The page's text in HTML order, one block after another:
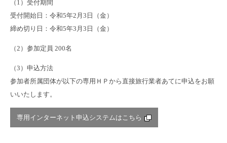
（1）受付期間
受付開始日：令和5年2月3日（金）
締め切り日：令和5年3月3日（金）
（2）参加定員 200名
（3）申込方法
参加者所属団体が以下の専用ＨＰから直接旅行業者あてに申込をお願
いいたします。
専用インターネット申込システムはこちら